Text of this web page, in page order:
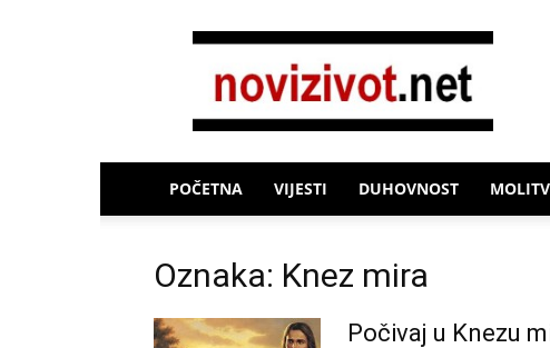
Novi
POČETNA VIJESTI DUHOVNOST
Oznaka: Knez mira
Počivaj u Knezu